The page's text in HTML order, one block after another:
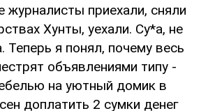
журналисты приехали, сняли
Хунты, уехали. Су*а, не
Теперь я понял, почему весь
объявлениями типу -
на уютный домик в
доплатить 2 сумки денег